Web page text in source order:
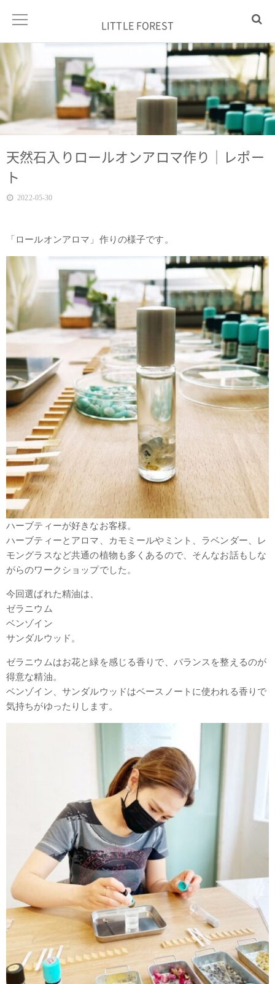
LITTLE FOREST
天然石入りロールオンアロマ作り｜レポー
ト
2022-05-30
「ロールオンアロマ」作りの様子です。
ハーブティーが好きなお客様。
ハーブティーとアロマ、カモミールやミント、ラベンダー、レ
モングラスなど共通の植物も多くあるので、そんなお話もしな
がらのワークショップでした。
今回選ばれた精油は、
ゼラニウム
ベンゾイン
サンダルウッド。
ゼラニウムはお花と緑を感じる香りで、バランスを整えるのが
得意な精油。
ベンゾイン、サンダルウッドはベースノートに使われる香りで
気持ちがゆったりします。